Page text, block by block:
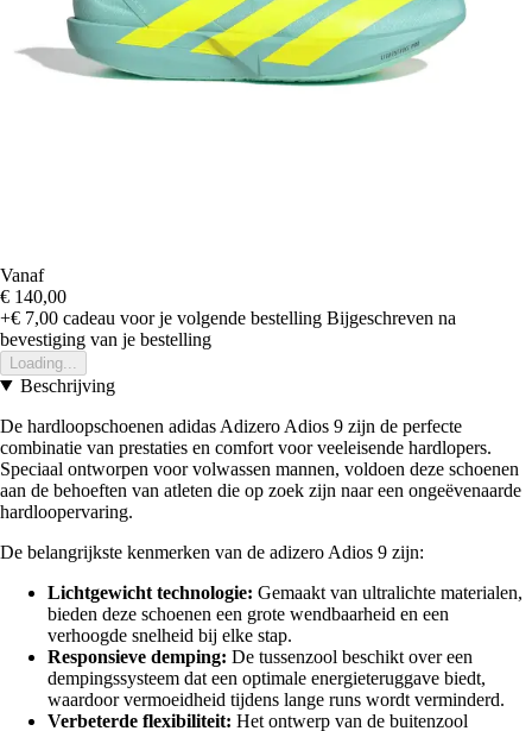
Vanaf
€ 140,00
+€ 7,00 cadeau voor je volgende bestelling Bijgeschreven na
bevestiging van je bestelling
Loading...
Beschrijving
De hardloopschoenen adidas Adizero Adios 9 zijn de perfecte
combinatie van prestaties en comfort voor veeleisende hardlopers.
Speciaal ontworpen voor volwassen mannen, voldoen deze schoenen
aan de behoeften van atleten die op zoek zijn naar een ongeëvenaarde
hardloopervaring.
De belangrijkste kenmerken van de adizero Adios 9 zijn:
Lichtgewicht technologie: Gemaakt van ultralichte materialen,
bieden deze schoenen een grote wendbaarheid en een
verhoogde snelheid bij elke stap.
Responsieve demping: De tussenzool beschikt over een
dempingssysteem dat een optimale energieteruggave biedt,
waardoor vermoeidheid tijdens lange runs wordt verminderd.
Verbeterde flexibiliteit: Het ontwerp van de buitenzool